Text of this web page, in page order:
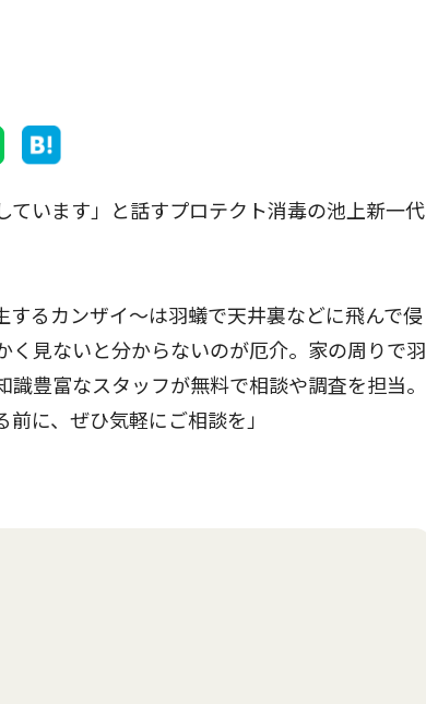
います」と話すプロテクト消毒の池上新一代
るカンザイ〜は羽蟻で天井裏などに飛んで侵
見ないと分からないのが厄介。家の周りで羽
豊富なスタッフが無料で相談や調査を担当。
に、ぜひ気軽にご相談を」